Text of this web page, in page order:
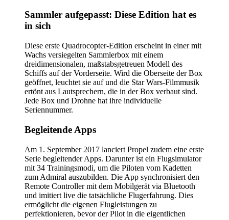
Sammler aufgepasst: Diese Edition hat es
in sich
Diese erste Quadrocopter-Edition erscheint in einer mit
Wachs versiegelten Sammlerbox mit einem
dreidimensionalen, maßstabsgetreuen Modell des
Schiffs auf der Vorderseite. Wird die Oberseite der Box
geöffnet, leuchtet sie auf und die Star Wars-Filmmusik
ertönt aus Lautsprechern, die in der Box verbaut sind.
Jede Box und Drohne hat ihre individuelle
Seriennummer.
Begleitende Apps
Am 1. September 2017 lanciert Propel zudem eine erste
Serie begleitender Apps. Darunter ist ein Flugsimulator
mit 34 Trainingsmodi, um die Piloten vom Kadetten
zum Admiral auszubilden. Die App synchronisiert den
Remote Controller mit dem Mobilgerät via Bluetooth
und imitiert live die tatsächliche Flugerfahrung. Dies
ermöglicht die eigenen Flugleistungen zu
perfektionieren, bevor der Pilot in die eigentlichen